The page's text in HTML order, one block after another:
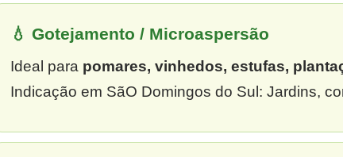
💧 Gotejamento / Microaspersão
Ideal para pomares, vinhedos, estufas,
Indicação em SãO Domingos do Sul: Jardins,